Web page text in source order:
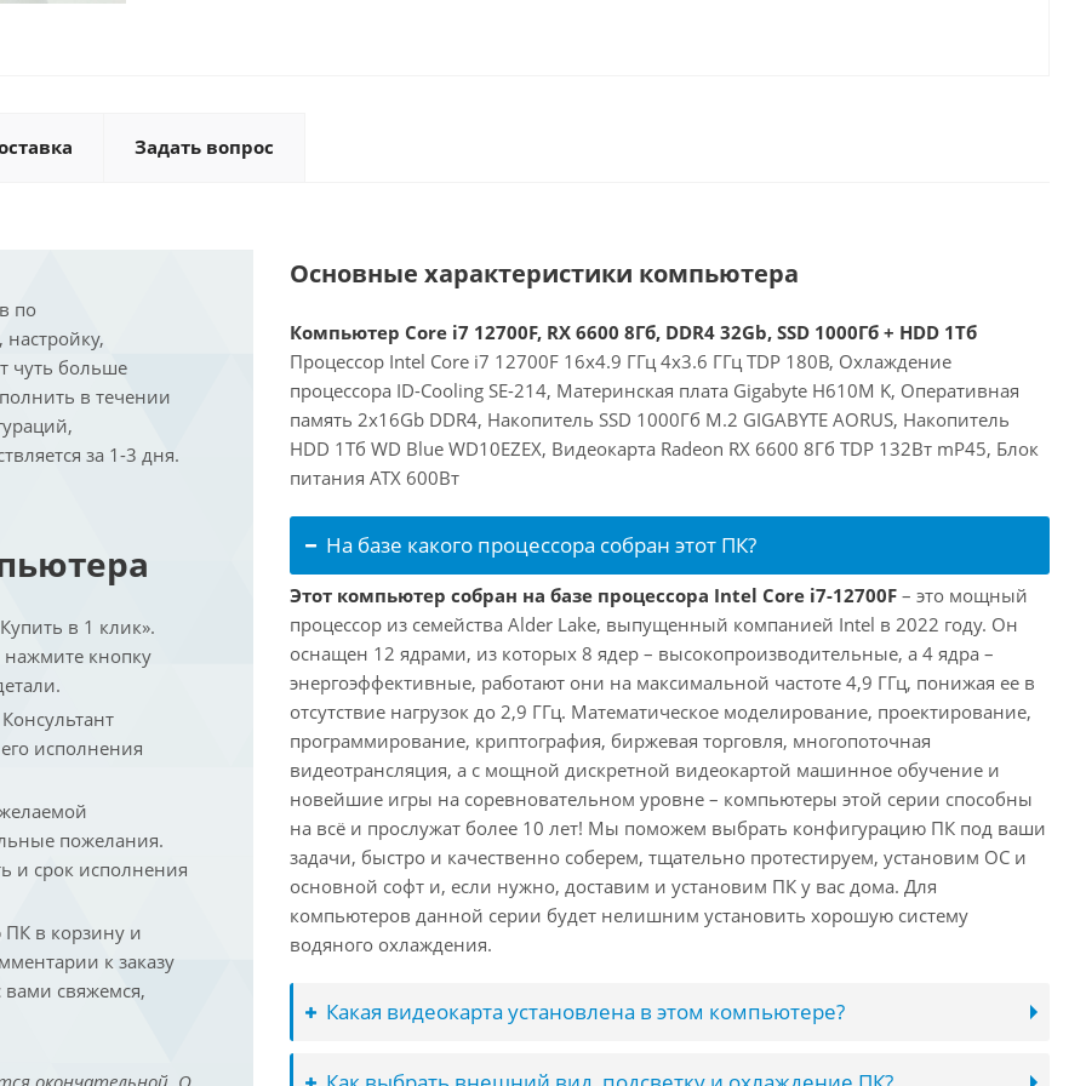
Задать вопрос
по
чуть больше
в течении
за 1-3 дня.
в 1 клик».
кнопку
исполнения
пожелания.
и срок исполнения
в корзину и
к заказу
свяжемся,
окончательной. О
Основные характеристики компьютера
Компьютер Core i7 12700F, RX 6600 8Гб, DDR4 32Gb, SSD 1000Гб + HDD 1Тб
Процессор Intel Core i7 12700F 16x4.9 ГГц 4x3.6 ГГц TDP 180В, Охлаждение
процессора ID-Cooling SE-214, Материнская плата Gigabyte H610M K, Оперативная
память 2x16Gb DDR4, Накопитель SSD 1000Гб M.2 GIGABYTE AORUS, Накопитель
HDD 1Тб WD Blue WD10EZEX, Видеокарта Radeon RX 6600 8Гб TDP 132Вт mP45, Блок
питания ATX 600Вт
На базе какого процессора собран этот ПК?
Этот компьютер собран на базе процессора Intel Core i7-12700F – это мощный
процессор из семейства Alder Lake, выпущенный компанией Intel в 2022 году. Он
оснащен 12 ядрами, из которых 8 ядер – высокопроизводительные, а 4 ядра –
энергоэффективные, работают они на максимальной частоте 4,9 ГГц, понижая ее в
отсутствие нагрузок до 2,9 ГГц. Математическое моделирование, проектирование,
программирование, криптография, биржевая торговля, многопоточная
видеотрансляция, а с мощной дискретной видеокартой машинное обучение и
новейшие игры на соревновательном уровне – компьютеры этой серии способны
на всё и прослужат более 10 лет! Мы поможем выбрать конфигурацию ПК под ваши
задачи, быстро и качественно соберем, тщательно протестируем, установим ОС и
основной софт и, если нужно, доставим и установим ПК у вас дома. Для
компьютеров данной серии будет нелишним установить хорошую систему
водяного охлаждения.
Какая видеокарта установлена в этом компьютере?